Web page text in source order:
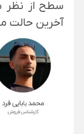
سطح از
آخرین حالت